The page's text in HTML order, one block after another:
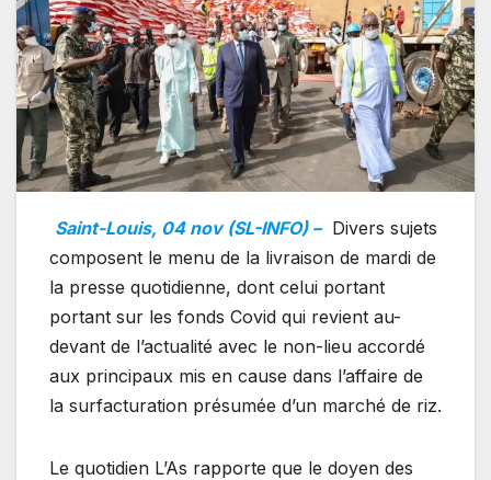
Saint-Louis, 04 nov (SL-INFO) – Divers sujets
composent le menu de la livraison de mardi de
la presse quotidienne, dont celui portant
portant sur les fonds Covid qui revient au-
devant de l’actualité avec le non-lieu accordé
aux principaux mis en cause dans l’affaire de
la surfacturation présumée d’un marché de riz.
Le quotidien L’As rapporte que le doyen des